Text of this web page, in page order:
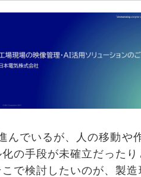
でいるが、人の移動や
の手段が未確立だったり
で検討したいのが、製造